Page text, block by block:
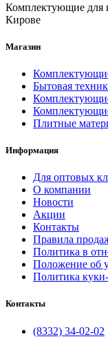
Комплектующие для
Кирове
Магазин
Бытовая
Плитные
Информация
Для оптовых
О компании
Новости
Акции
Контакты
Правила
Политика в
Положение об
Политика
Контакты
(8332) 34-02-02